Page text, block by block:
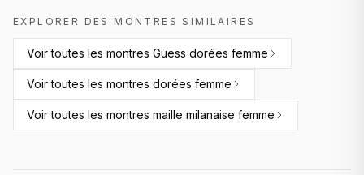
EXPLORER DES MONTRES SIMILAIRES
Voir toutes les montres Guess dorées femme
Voir toutes les montres dorées femme
Voir toutes les montres maille milanaise femme